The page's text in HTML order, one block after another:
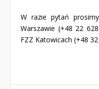
W razie pytań
Warszawie (+48 22
FZZ Katowicach (+48